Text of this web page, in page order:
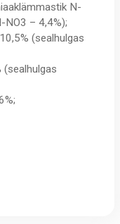
N-
NO3 – 4,4%);
(sealhulgas
(sealhulgas